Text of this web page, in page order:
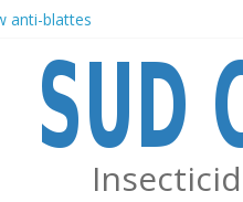
anti-blattes
Moustiques, Tiques et
FOURMIS